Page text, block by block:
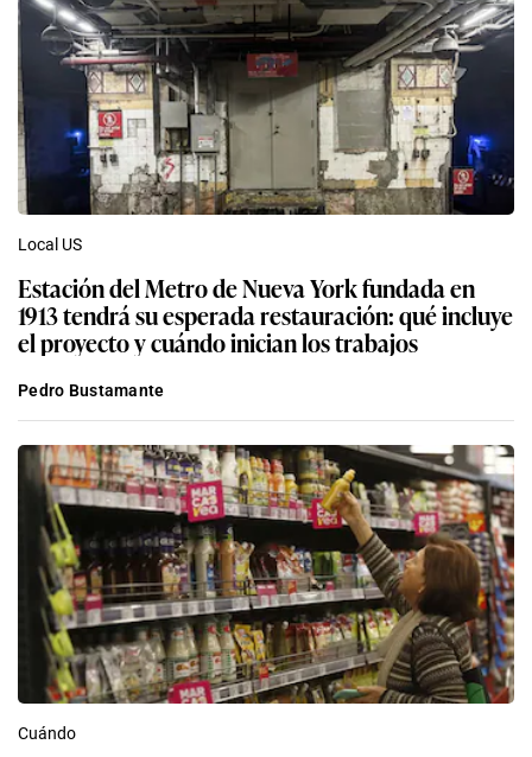
Local US
Estación del Metro de Nueva York fundada en
1913 tendrá su esperada restauración: qué incluye
el proyecto y cuándo inician los trabajos
Pedro Bustamante
Cuándo